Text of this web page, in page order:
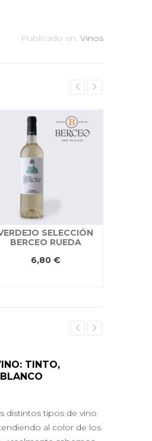
Publicado en: Vinos
SELECCIÓN
BERCEO RUEDA
6,80 €
TINTO,
distintos tipos de vino
al color de los